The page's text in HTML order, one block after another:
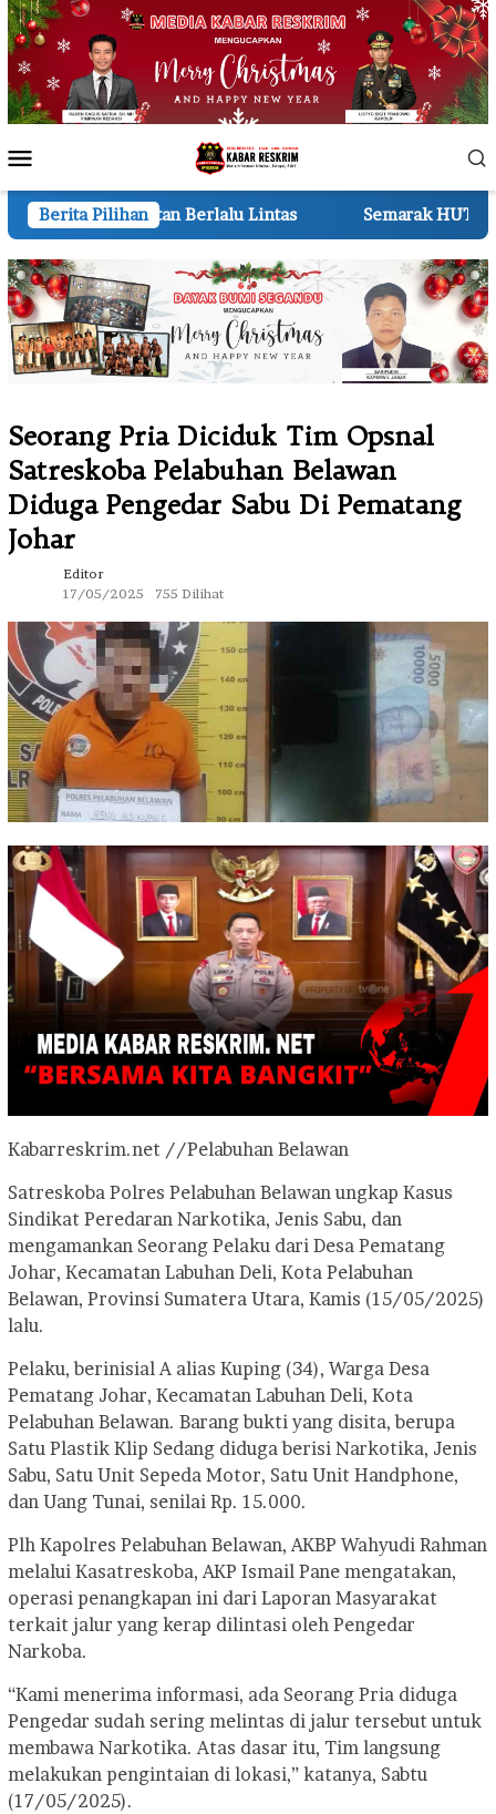
Loncat
ke
konten
Mobile
Berita Pilihan
Lintas Semarak HUT ke-81 RI 210 Regu TK
Seorang Pria Diciduk Tim Opsnal
Satreskoba Pelabuhan Belawan
Diduga Pengedar Sabu Di Pematang
Johar
Editor
17/05/2025
755 Dilihat
Kabarreskrim.net //Pelabuhan Belawan
Satreskoba Polres Pelabuhan Belawan ungkap Kasus
Sindikat Peredaran Narkotika, Jenis Sabu, dan
mengamankan Seorang Pelaku dari Desa Pematang
Johar, Kecamatan Labuhan Deli, Kota Pelabuhan
Belawan, Provinsi Sumatera Utara, Kamis (15/05/2025)
lalu.
Pelaku, berinisial A alias Kuping (34), Warga Desa
Pematang Johar, Kecamatan Labuhan Deli, Kota
Pelabuhan Belawan. Barang bukti yang disita, berupa
Satu Plastik Klip Sedang diduga berisi Narkotika, Jenis
Sabu, Satu Unit Sepeda Motor, Satu Unit Handphone,
dan Uang Tunai, senilai Rp. 15.000.
Plh Kapolres Pelabuhan Belawan, AKBP Wahyudi Rahman
melalui Kasatreskoba, AKP Ismail Pane mengatakan,
operasi penangkapan ini dari Laporan Masyarakat
terkait jalur yang kerap dilintasi oleh Pengedar
Narkoba.
“Kami menerima informasi, ada Seorang Pria diduga
Pengedar sudah sering melintas di jalur tersebut untuk
membawa Narkotika. Atas dasar itu, Tim langsung
melakukan pengintaian di lokasi,” katanya, Sabtu
(17/05/2025).